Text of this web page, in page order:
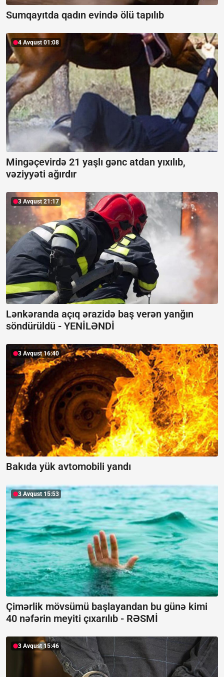
Sumqayıtda qadın evində ölü tapılıb
4 Avqust 01:08
Mingəçevirdə 21 yaşlı gənc atdan yıxılıb,
vəziyyəti ağırdır
3 Avqust 21:17
Lənkəranda açıq ərazidə baş verən yanğın
söndürüldü - YENİLƏNDİ
3 Avqust 16:40
Bakıda yük avtomobili yandı
3 Avqust 15:53
Çimərlik mövsümü başlayandan bu günə kimi
40 nəfərin meyiti çıxarılıb - RƏSMİ
3 Avqust 15:46